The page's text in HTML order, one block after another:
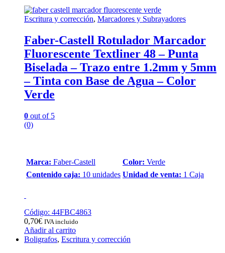
Escritura y corrección, Marcadores y Subrayadores
Faber-Castell Rotulador Marcador
Fluorescente Textliner 48 – Punta
Biselada – Trazo entre 1.2mm y 5mm
– Tinta con Base de Agua – Color
Verde
0 out of 5
(0)
Marca: Faber-Castell Color: Verde
Contenido caja: 10 unidades Unidad de venta: 1 Caja
Código: 44FBC4863
0,70€ IVA incluido
Añadir al carrito
Boligrafos, Escritura y corrección